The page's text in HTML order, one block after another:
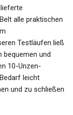
alle praktischen
Testläufen ließ
bequemen und
10-Unzen-
leicht
und zu schließen